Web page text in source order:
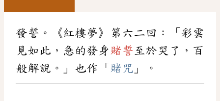
發誓。《紅樓夢》第六二回：「彩雲
見如此，急的發身 賭誓 至於哭了，百
般解說。」也作「 賭咒 」。